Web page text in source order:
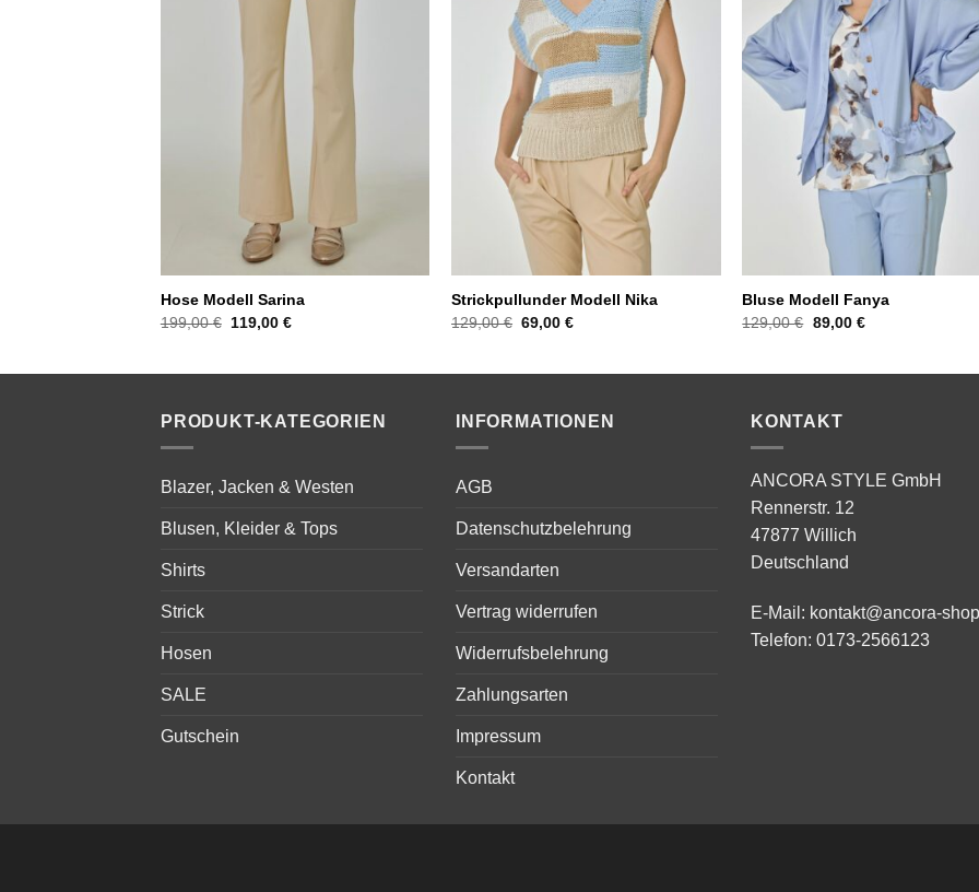
Hose Modell Sarina
199,00€ Ursprünglicher
119,00€Aktueller
Strickpullunder Modell Nika
129,00€ Ursprünglicher
69,00€Aktueller
Bluse Modell Fanya
129,00€ Ursprünglicher
89,00 €Aktueller
PRODUKT-KATEGORIEN
Blazer, Jacken & Westen
Blusen, Kleider & Tops
Shirts
Strick
Hosen
SALE
Gutschein
INFORMATIONEN
AGB
Datenschutzbelehrung
Versandarten
Vertrag widerrufen
Widerrufsbelehrung
Zahlungsarten
Impressum
Kontakt
KONTAKT
ANCORA STYLE GmbH
Rennerstr. 12
47877 Willich
Deutschland
E-Mail: kontakt@ancora-
Telefon: 0173-2566123